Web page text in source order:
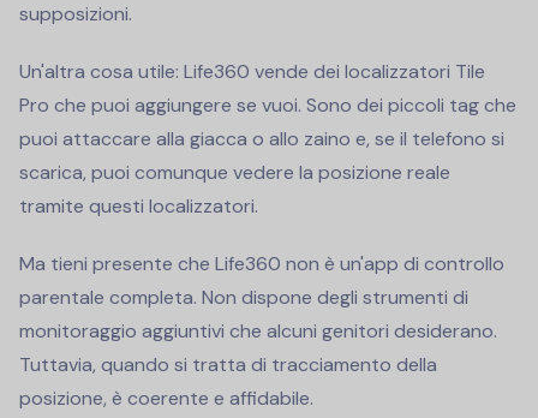
supposizioni.
Un'altra cosa utile: Life360 vende dei localizzatori Tile
Pro che puoi aggiungere se vuoi. Sono dei piccoli tag che
puoi attaccare alla giacca o allo zaino e, se il telefono si
scarica, puoi comunque vedere la posizione reale
tramite questi localizzatori.
Ma tieni presente che Life360 non è un'app di controllo
parentale completa. Non dispone degli strumenti di
monitoraggio aggiuntivi che alcuni genitori desiderano.
Tuttavia, quando si tratta di tracciamento della
posizione, è coerente e affidabile.